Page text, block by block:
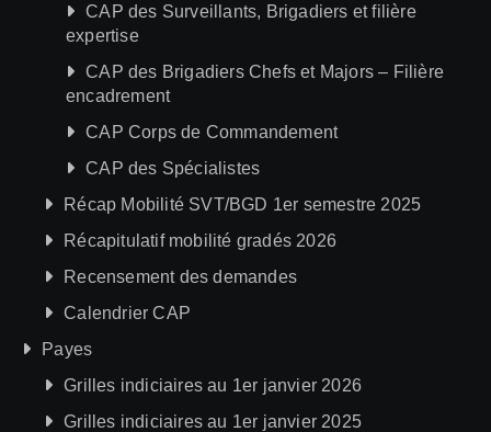
CAP des Surveillants, Brigadiers et filière
expertise
CAP des Brigadiers Chefs et Majors – Filière
encadrement
CAP Corps de Commandement
CAP des Spécialistes
Récap Mobilité SVT/BGD 1er semestre 2025
Récapitulatif mobilité gradés 2026
Recensement des demandes
Calendrier CAP
Payes
Grilles indiciaires au 1er janvier 2026
Grilles indiciaires au 1er janvier 2025